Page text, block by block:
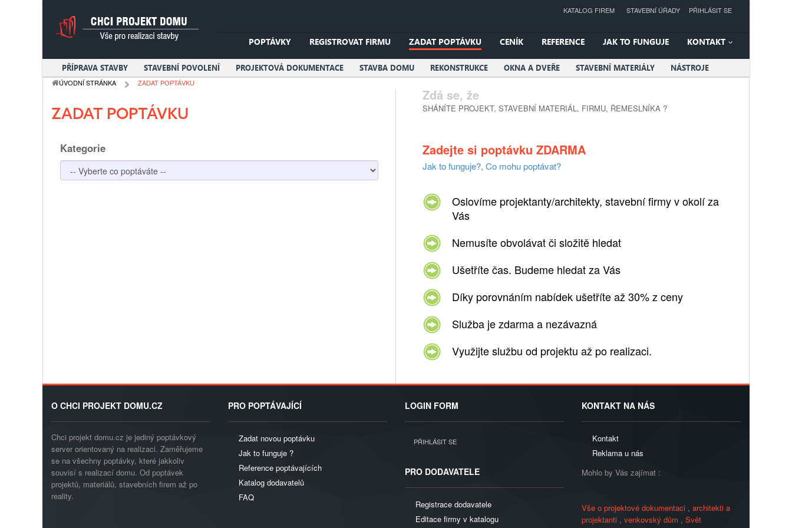
PŘIHLÁSIT SE
KATALOG FIREM STAVEBNÍ ÚŘADY
POPTÁVKY REGISTROVAT FIRMU ZADAT POPTÁVKU CENÍK REFERENCE JAK TO FUNGUJE KONTAKT
PŘÍPRAVA STAVBY STAVEBNÍ POVOLENÍ PROJEKTOVÁ DOKUMENTACE STAVBA DOMU REKONSTRUKCE OKNA A DVEŘE STAVEBNÍ MATERIÁLY NÁSTROJE
ÚVODNÍ STRÁNKA ZADAT POPTÁVKU
ZADAT POPTÁVKU
Kategorie
Zdá se, že
SHÁNÍTE PROJEKT, STAVEBNÍ MATERIÁL, FIRMU, ŘEMESLNÍKA ?
Zadejte si poptávku ZDARMA
Jak to funguje?, Co mohu poptávat?
Oslovíme projektanty/architekty, stavební firmy v okolí za
Vás
Nemusíte obvolávat či složitě hledat
Ušetříte čas. Budeme hledat za Vás
Díky porovnáním nabídek ušetříte až 30% z ceny
Služba je zdarma a nezávazná
Využijte službu od projektu až po realizaci.
O CHCI PROJEKT DOMU.CZ
Chci projekt domu.cz je jediný poptávkový
server orientovaný na realizaci. Zaměřujeme
se na všechny poptávky, které jakkoliv
souvisí s realizací domu. Od poptávek
projektů, materiálů, stavebních firem až po
reality.
PRO POPTÁVAJÍCÍ
Zadat novou poptávku
Jak to funguje ?
Reference poptávajících
Katalog dodavatelů
FAQ
LOGIN FORM
PŘIHLÁSIT SE
PRO DODAVATELE
Registrace dodavatele
Editace firmy v katalogu
KONTAKT NA NÁS
Kontakt
Reklama u nás
Mohlo by Vás zajímat :
Vše o projektové dokumentaci , architekti a
projektanti , venkovský dům , Svět